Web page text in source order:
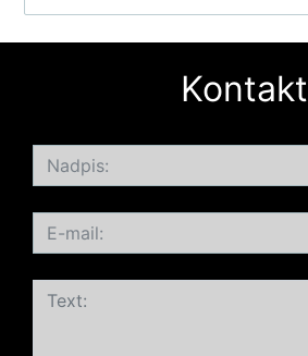
Kontakt